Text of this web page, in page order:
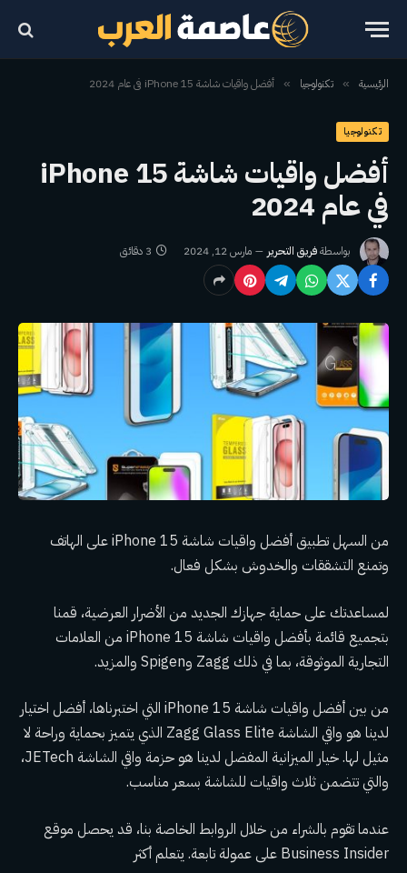
الرئيسية » تكنولوجيا » أفضل واقيات شاشة iPhone 15 في عام 2024
تكنولوجيا
أفضل واقيات شاشة iPhone 15
في عام 2024
بواسطةفريق التحرير مارس 12, 2024 3 دقائق
من السهل تطبيق أفضل واقيات شاشة iPhone 15 على الهاتف
وتمنع التشققات والخدوش بشكل فعال.
لمساعدتك على حماية جهازك الجديد من الأضرار العرضية، قمنا
بتجميع قائمة بأفضل واقيات شاشة iPhone 15 من العلامات
التجارية الموثوقة، بما في ذلك Zagg وSpigen والمزيد.
من بين أفضل واقيات شاشة iPhone 15 التي اختبرناها، أفضل اختيار
لدينا هو واقي الشاشة Zagg Glass Elite الذي يتميز بحماية وراحة لا
مثيل لها. خيار الميزانية المفضل لدينا هو حزمة واقي الشاشة JETech،
والتي تتضمن ثلاث واقيات للشاشة بسعر مناسب.
عندما تقوم بالشراء من خلال الروابط الخاصة بنا، قد يحصل موقع
Business Insider على عمولة تابعة. يتعلم أكثر